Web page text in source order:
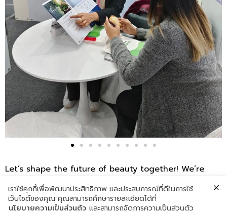
Let’s shape the future of beauty together! We’re
eager to discuss how our solutions can elevate your
next groundbreaking creation.
Don’t miss this chance to discover the power of
เราใช้คุกกี้เพื่อพัฒนาประสิทธิภาพ และประสบการณ์ที่ดีในการใช้
เว็บไซต์ของคุณ คุณสามารถศึกษารายละเอียดได้ที่
นโยบายความเป็นส่วนตัว และสามารถจัดการความเป็นส่วนตัว